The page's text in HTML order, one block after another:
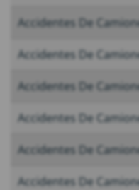
Accidentes De
Accidentes De
Accidentes De
Accidentes De
Accidentes De
Accidentes De